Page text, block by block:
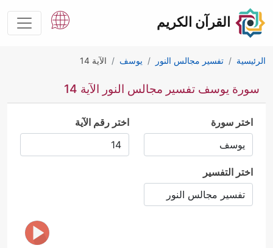
القرآن الكريم
الرئيسية تفسير مجالس النور يوسف الآية 14
سورة يوسف تفسير مجالس النور الآية 14
اختر سورة اختر رقم الآية
اختر التفسير